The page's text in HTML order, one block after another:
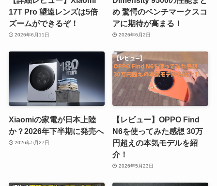
17T Pro 望遠レンズは5倍
ズームができるぞ！
2026年6月11日
め 驚愕のベンチマークスコ
アに期待が高まる！
2026年6月2日
Xiaomiの家電が日本上陸
か？2026年下半期に発売へ
2026年5月27日
【レビュー】OPPO Find
N6を使ってみた感想 30万
円超えの本気モデルを紹
介！
2026年5月23日